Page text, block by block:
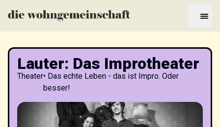
Lauter: Das Improtheater
Theater• Das echte Leben - das ist Impro. Oder
besser!